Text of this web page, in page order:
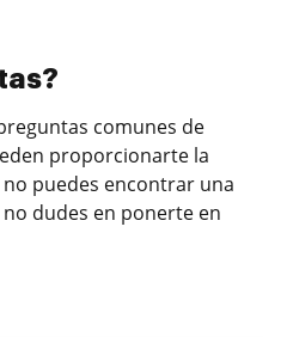
comunes de
proporcionarte la
puedes encontrar una
dudes en ponerte en